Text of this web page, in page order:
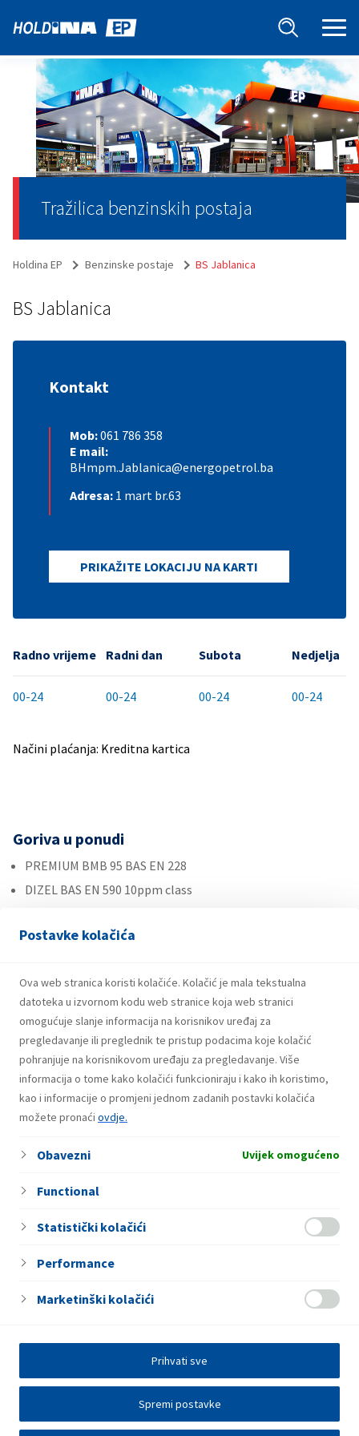
Postavke kolačića
Ova web stranica koristi kolačiće. Kolačić je mala tekstualna
datoteka u izvornom kodu web stranice koja web stranici
omogućuje slanje informacija na korisnikov uređaj za
pregledavanje ili preglednik te pristup podacima koje kolačić
pohranjuje na korisnikovom uređaju za pregledavanje. Više
informacija o tome kako kolačići funkcioniraju i kako ih koristimo,
kao i informacije o promjeni jednom zadanih postavki kolačića
možete pronaći ovdje.
Obavezni Uvijek omogućeno
Functional
Statistički kolačići
Performance
Marketinški kolačići
Spremi postavke
Prihvati sve
Tražilica benzinskih postaja
Holdina EP Benzinske postaje BS Jablanica
BS Jablanica
Kontakt
Mob:061 786 358
E mail:
BHmpm.Jablanica@energopetrol.ba
Adresa: 1 mart br.63
PRIKAŽITE LOKACIJU NA KARTI
Radno vrijeme Radni dan Subota Nedjelja
00-24 00-24 00-24 00-24
Načini plaćanja: Kreditna kartica
Goriva u ponudi
PREMIUM BMB 95 BAS EN 228
DIZEL BAS EN 590 10ppm class
Plin u bocama
Maziva
Roba široke potrošnje
Usluge
Autopraonica
Caffe bar